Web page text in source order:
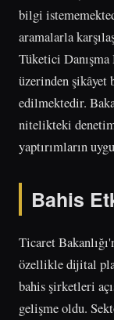
bilgi
aramalarla
Tüketici Danışma
üzerinden şikâyet
edilmektedir.
nitelikteki
yaptırımların
Bahis
Ticaret
özellikle dijital
bahis şirketleri
gelişme oldu.